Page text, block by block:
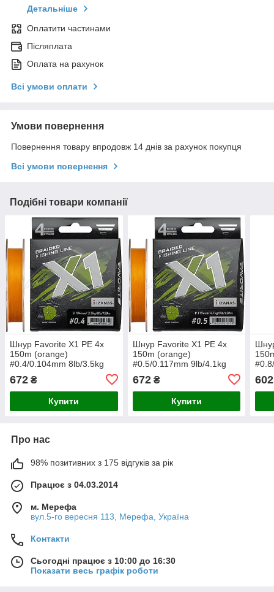
Детальніше
Оплатити частинами
Післяплата
Оплата на рахунок
Всі умови оплати
Умови повернення
Повернення товару впродовж 14 днів за рахунок покупця
Всі умови повернення
Подібні товари компанії
Шнур Favorite X1 PE 4x
150m (orange)
#0.4/0.104mm 8lb/3.5kg
672 ₴
Купити
Шнур Favorite X1 PE 4x
150m (orange)
#0.5/0.117mm 9lb/4.1kg
672₴
Купити
602
Про нас
98% позитивних з 175 відгуків за рік
Працює з 04.03.2014
м. Мерефа
вул.5-го вересня 113, Мерефа, Україна
Контакти
Сьогодні працює з 10:00 до 16:30
Показати весь графік роботи